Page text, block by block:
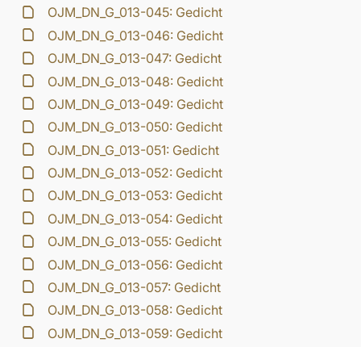
OJM_DN_G_013-045: Gedicht
OJM_DN_G_013-046: Gedicht
OJM_DN_G_013-047: Gedicht
OJM_DN_G_013-048: Gedicht
OJM_DN_G_013-049: Gedicht
OJM_DN_G_013-050: Gedicht
OJM_DN_G_013-051: Gedicht
OJM_DN_G_013-052: Gedicht
OJM_DN_G_013-053: Gedicht
OJM_DN_G_013-054: Gedicht
OJM_DN_G_013-055: Gedicht
OJM_DN_G_013-056: Gedicht
OJM_DN_G_013-057: Gedicht
OJM_DN_G_013-058: Gedicht
OJM_DN_G_013-059: Gedicht